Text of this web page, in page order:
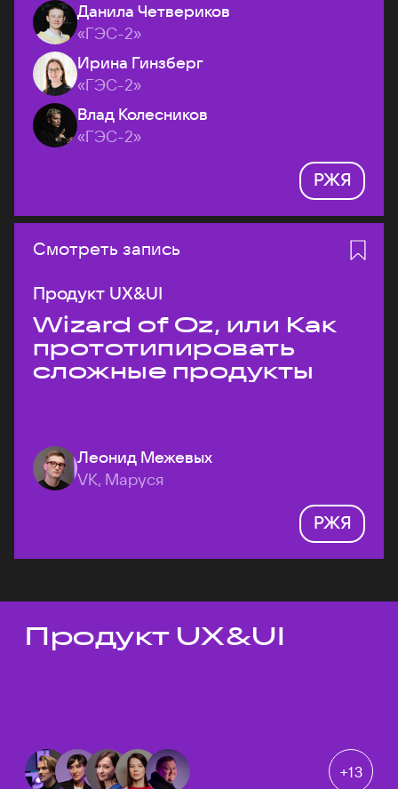
Данила Четвериков
«ГЭС-2»
Ирина Гинзберг
«ГЭС-2»
Влад Колесников
«ГЭС-2»
РЖЯ
Смотреть запись
Продукт UX&UI
Wizard of Oz, или Как
прототипировать
сложные продукты
Леонид Межевых
VK, Маруся
РЖЯ
Темы докладов
Продукт UX&UI
+13